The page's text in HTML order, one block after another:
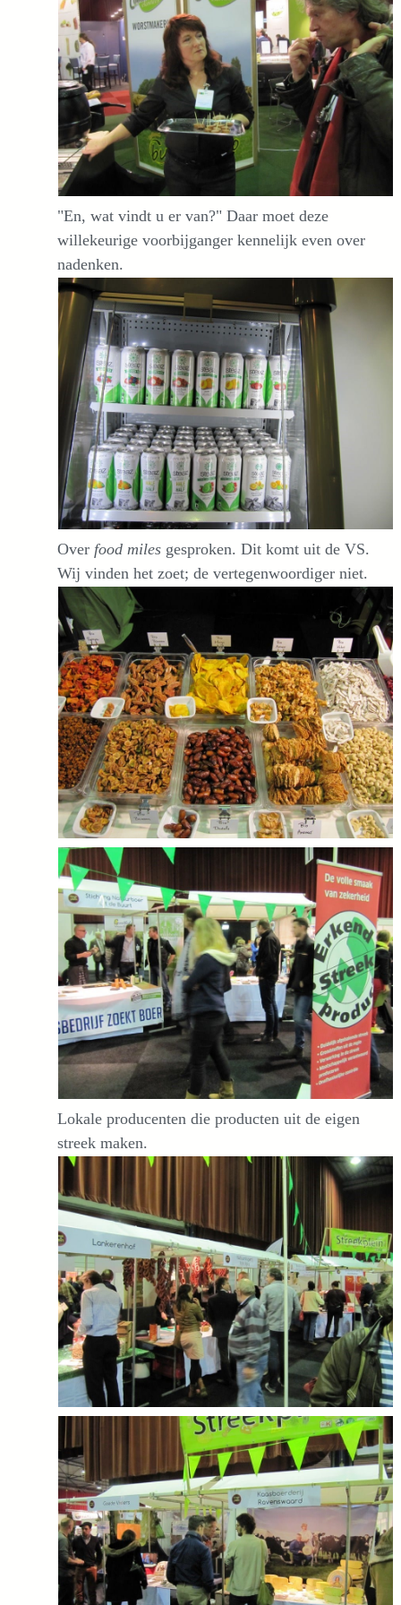
"En, wat vindt u er van?" Daar moet deze
willekeurige voorbijganger kennelijk even over
nadenken.
Over food miles gesproken. Dit komt uit de VS.
Wij vinden het zoet; de vertegenwoordiger niet.
Lokale producenten die producten uit de eigen
streek maken.